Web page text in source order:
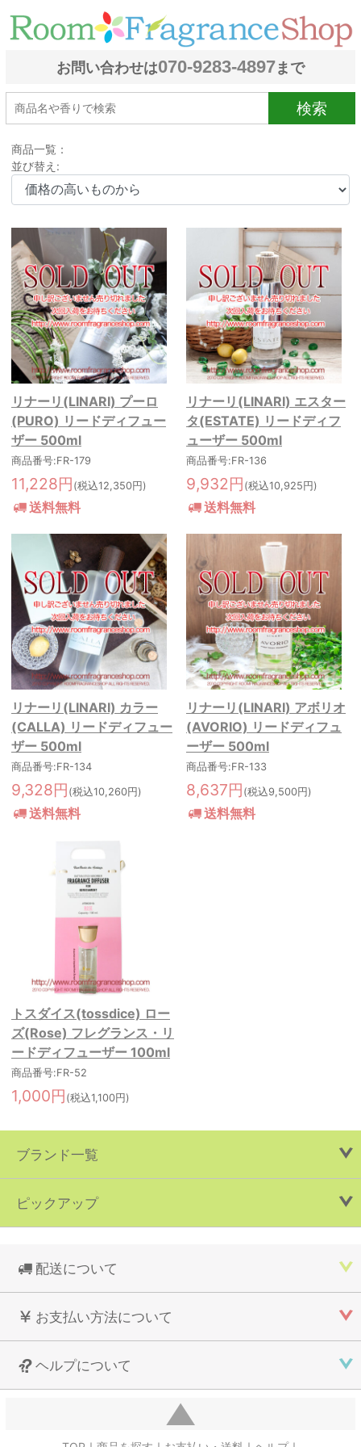
お問い合わせは070-9283-4897まで
検索
商品一覧：
並び替え:
リナーリ(LINARI) プーロ
(PURO) リードディフュー
ザー 500ml
商品番号:FR-179
11,228円 (税込12,350円)
送料無料
リナーリ(LINARI) エスター
タ(ESTATE) リードディフ
ューザー 500ml
商品番号:FR-136
9,932円 (税込10,925円)
送料無料
リナーリ(LINARI) カラー
(CALLA) リードディフュー
ザー 500ml
商品番号:FR-134
9,328円 (税込10,260円)
送料無料
リナーリ(LINARI) アボリオ
(AVORIO) リードディフュ
ーザー 500ml
商品番号:FR-133
8,637円 (税込9,500円)
送料無料
トスダイス(tossdice) ロー
ズ(Rose) フレグランス・リ
ードディフューザー 100ml
商品番号:FR-52
1,000円 (税込1,100円)
ブランド一覧
ピックアップ
配送について
お支払い方法について
ヘルプについて